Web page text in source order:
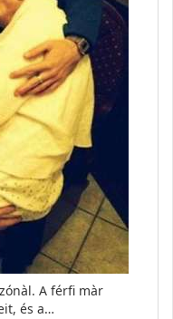
A férfi màr
és a…